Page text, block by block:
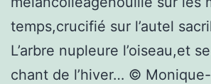
temps,crucifié sur l’autel
L’arbre nupleure l’oiseau,et
chant de l’hiver… ©